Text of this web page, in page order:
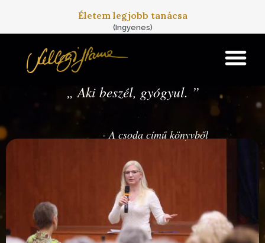
Skip to main contentÉletem legjobb tanácsa
(Ingyenes)
„ Aki beszél, gyógyul. ”
- A csoda című könyvből